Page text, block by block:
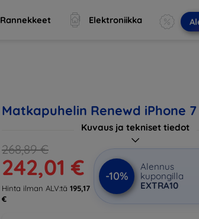
Rannekkeet Elektroniikka
Matkapuhelin Renewd iPhone 7
Kuvaus ja tekniset tiedot
268,89 €
242,01 €
Hinta ilman ALV:tä 195,17
€
-10%
Alennus
kupongilla
EXTRA10